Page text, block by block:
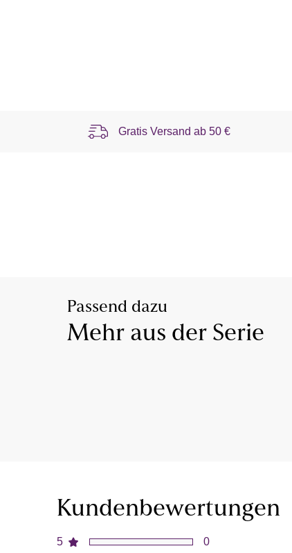
Gratis Versand ab 50 €
Passend dazu
Mehr aus der Serie
Kundenbewertungen
5
0